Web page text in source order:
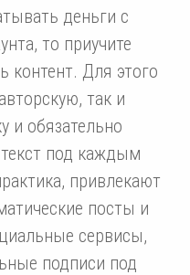
деньги с
то приучите
контент. Для этого
так и
и обязательно
под каждым
привлекают
посты и
сервисы,
подписи под